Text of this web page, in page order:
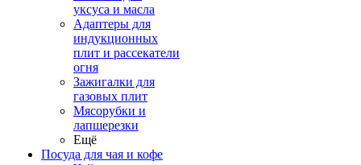
уксуса и масла
Адаптеры для
индукционных
плит и рассекатели
огня
Зажигалки для
газовых плит
Мясорубки и
лапшерезки
Ещё
Посуда для чая и кофе